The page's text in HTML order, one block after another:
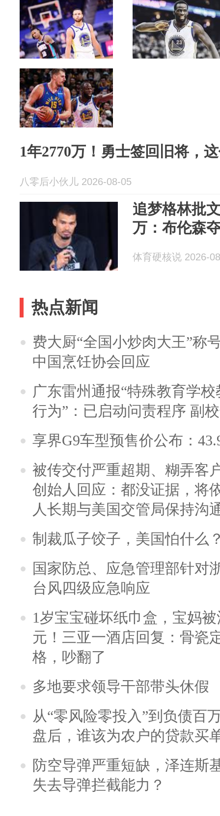
1年2770万！勇士签回旧将，
八零后小伙儿 2026-08-05
追梦格林批
万：布伦森
体育硬核说 2026-
热点新闻
费大厨“全国小炒肉大王”称
中国烹饪协会回应
广东雷州通报“特殊教育学
行为”：已启动问责程序 副
享界G9车型预售价公布：
被传交付严重超期、糊弄客
创始人回应：都没证据，将
人长期与美国交管局保持沟
制裁瓜子饺子，美国怕什么
国家防总、应急管理部针对
台风四级应急响应
1岁宝宝碰坏纸巾盒，宝妈
元！三亚一酒店回复：骨瓷
格，吵翻了
多地要求领导干部带头休假
从“零风险零投入”到负债百
盘后，谁该为农户的贷款买
防空导弹严重短缺，泽连斯
失去导弹拦截能力？